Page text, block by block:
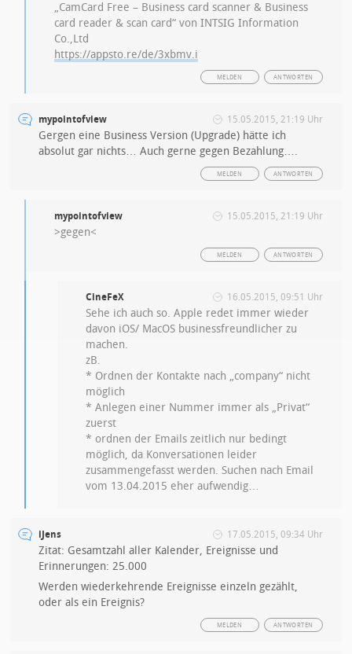
„CamCard Free – Business card scanner & Business
card reader & scan card“ von INTSIG Information
Co.,Ltd
https://appsto.re/de/3xbmv.i
ANTWORTEN
MELDEN
mypointofview 15.05.2015, 21:19 Uhr
Gergen eine Business Version (Upgrade) hätte ich
absolut gar nichts… Auch gerne gegen Bezahlung….
ANTWORTEN
MELDEN
mypointofview 15.05.2015, 21:19 Uhr
>gegen<
ANTWORTEN
MELDEN
CineFeX 16.05.2015, 09:51 Uhr
Sehe ich auch so. Apple redet immer wieder
davon iOS/ MacOS businessfreundlicher zu
machen.
zB.
* Ordnen der Kontakte nach „company“ nicht
möglich
* Anlegen einer Nummer immer als „Privat“
zuerst
* ordnen der Emails zeitlich nur bedingt
möglich, da Konversationen leider
zusammengefasst werden. Suchen nach Email
vom 13.04.2015 eher aufwendig…
iJens 17.05.2015, 09:34 Uhr
Zitat: Gesamtzahl aller Kalender, Ereignisse und
Erinnerungen: 25.000
Werden wiederkehrende Ereignisse einzeln gezählt,
oder als ein Ereignis?
ANTWORTEN
MELDEN